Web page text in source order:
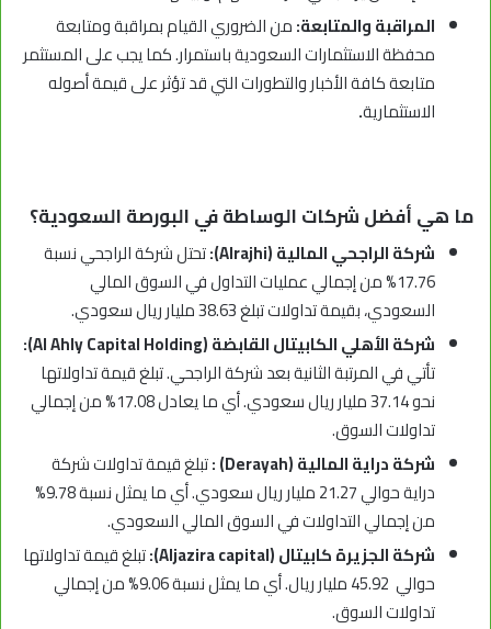
المراقبة والمتابعة:من الضروري القيام بمراقبة ومتابعة
محفظة الاستثمارات السعودية باستمرار. كما يجب على المستثمر
متابعة كافة الأخبار والتطورات التي قد تؤثر على قيمة أصوله
الاستثمارية.
ما هي أفضل شركات الوساطة في البورصة السعودية؟
شركة الراجحي المالية (Alrajhi):
تحتل شركة الراجحي نسبة
17.76% من إجمالي عمليات التداول في السوق المالي
السعودي، بقيمة تداولات تبلغ 38.63 مليار ريال سعودي.
شركة الأهلي الكابيتال القابضة (Al Ahly Capital Holding):
تأتي في المرتبة الثانية بعد شركة الراجحي. تبلغ قيمة تداولاتها
نحو 37.14 مليار ريال سعودي. أي ما يعادل 17.08% من إجمالي
تداولات السوق.
شركة دراية المالية (Derayah) :
تبلغ قيمة تداولات شركة
دراية حوالي 21.27 مليار ريال سعودي. أي ما يمثل نسبة 9.78%
من إجمالي التداولات في السوق المالي السعودي.
شركة الجزيرة كابيتال (Aljazira capital):
تبلغ قيمة تداولاتها
حوالي 45.92 مليار ريال. أي ما يمثل نسبة 9.06% من إجمالي
تداولات السوق.